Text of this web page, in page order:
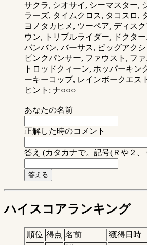
サクラ, シオサイ, シーマスター,
ラーズ, タイムクロス, タコスロ,
ヨノタカヒメ, ツーペア, ディス
ウン, トリプルライダー, ドクタ
バンバン, バーサス, ビッグアク
ピンクパンサー, ファウスト, フ
トロッドクィーン, ホッパーキ
ーキーコップ, レインボークエス
ヒント: ナ○○○
あなたの名前
正解した時のコメント
答え (カタカナで。記号(Ｒや２
ハイスコアランキング
順位 得点 名前 獲得日時